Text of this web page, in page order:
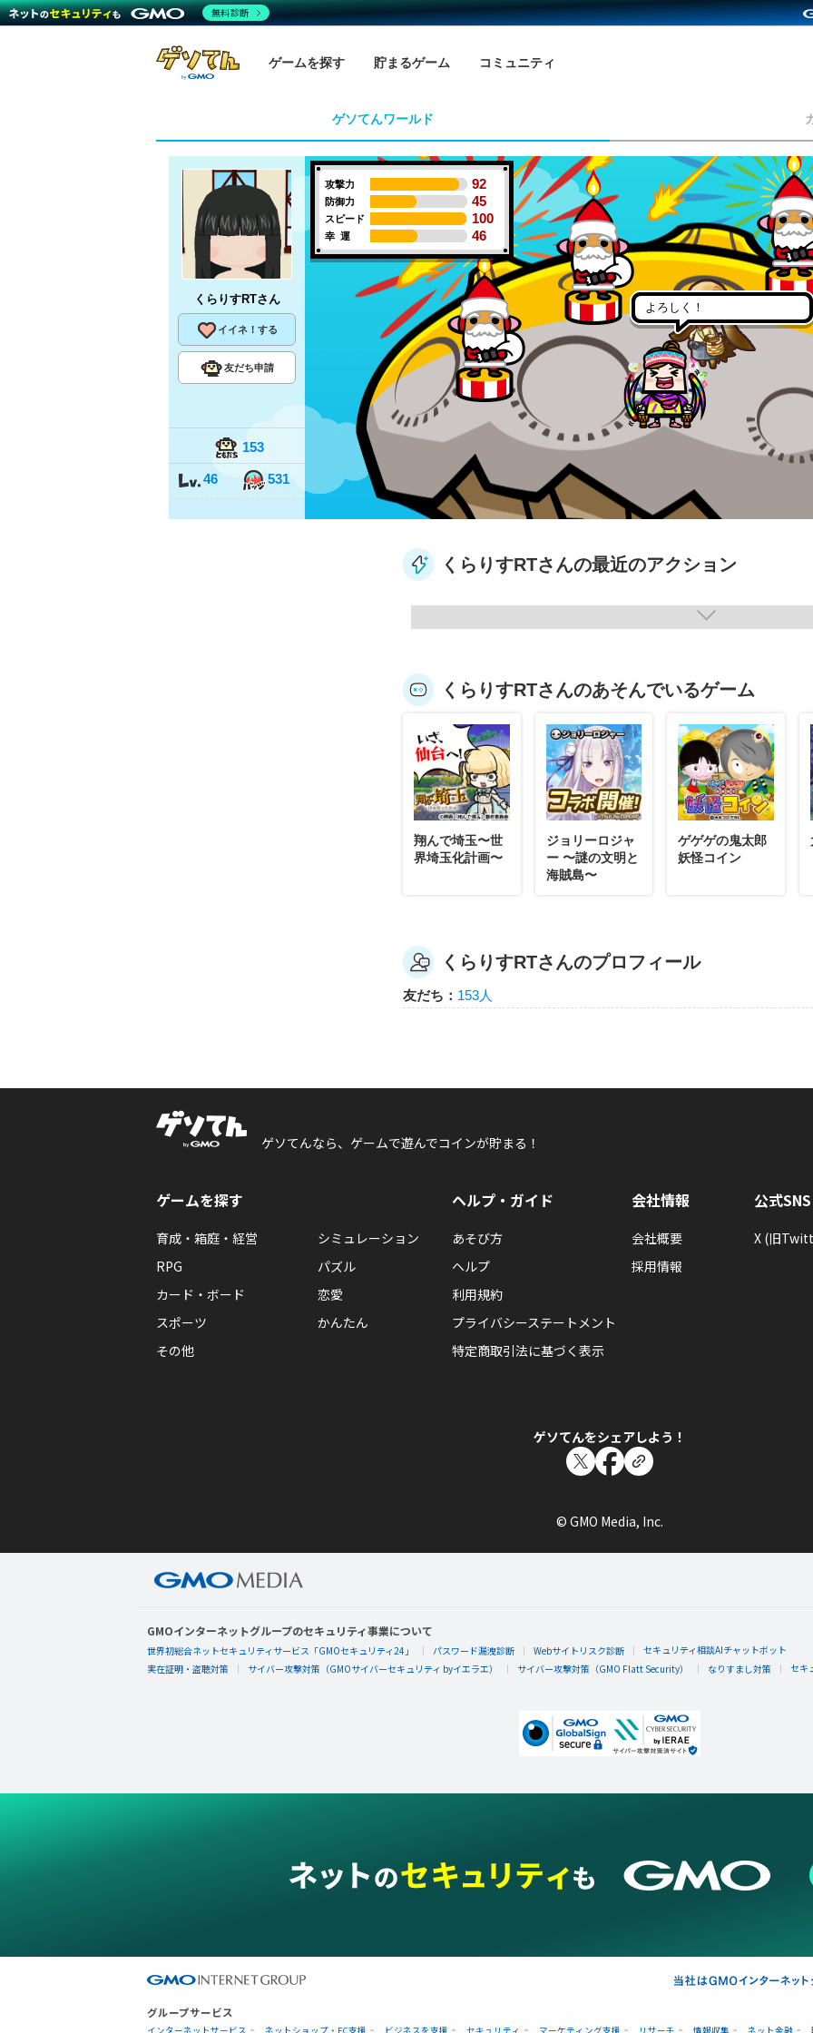
ゲームを探す 貯まるゲーム コミュニティ
ゲソてんワールド
くらりすRTさん
イイネ！する
友だち申請
153
46 531
攻撃力 92
防御力 45
スピード 100
幸 運 46
よろしく！
くらりすRTさんの最近のアクション
くらりすRTさんのあそんでいるゲーム
翔んで埼玉〜世
界埼玉化計画〜
ジョリーロジャ
ー 〜謎の文明と
海賊島〜
ゲゲゲの鬼太郎
妖怪コイン
くらりすRTさんのプロフィール
友だち： 153人
ゲソてんなら、ゲームで遊んでコインが貯まる！
ゲームを探す
育成・箱庭・経営
シミュレーション
RPG
パズル
カード・ボード
恋愛
スポーツ
かんたん
その他
ヘルプ・ガイド
あそび方
ヘルプ
利用規約
プライバシーステートメント
特定商取引法に基づく表示
会社情報
会社概要
採用情報
公式SNS
X (旧
ゲソてんをシェアしよう！
© GMO Media, Inc.
GMOインターネットグループのセキュリティ事業について
世界初総合ネットセキュリティサービス「GMOセキュリティ24」 パスワード漏洩診断 Webサイトリスク診断
セキュリティ相談AIチャットボット
実在証明・盗聴対策
サイバー攻撃対策（GMOサイバーセキュリティ byイエラエ） サイバー攻撃対策（GMO Flatt Security） なりすまし対策 セキ
グループサービス
インターネットサービス ネットショップ・EC支援 ビジネスを支援 セキュリティ マーケティング支援 リサーチ 情報収集 ネット金融
無料診断